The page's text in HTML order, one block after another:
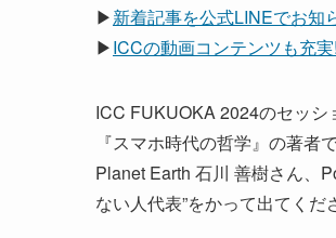
▶新着記事を公式LINEでお知
▶ICCの動画コンテンツも充
ICC FUKUOKA 2024のセッ
『スマホ時代の哲学』の著
Planet Earth 石川 善樹さん、
ない人代表”をかって出てく